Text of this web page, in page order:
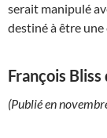
serait manipulé
destiné à être
François Bliss
(Publié en